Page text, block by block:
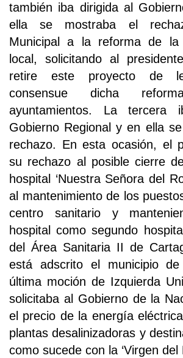
también iba dirigida al
ella se mostraba el
Municipal a la reforma de la
local, solicitando al
retire este proyecto de
consensue dicha
ayuntamientos. La tercera
Gobierno Regional y en ella
rechazo. En esta ocasión, el
su rechazo al posible cierre
hospital ‘Nuestra Señora del
al mantenimiento de los
centro sanitario y
hospital como segundo
del Área Sanitaria II de
está adscrito el municipio
última moción de Izquierda
solicitaba al Gobierno de la
el precio de la energía
plantas desalinizadoras y
como sucede con la ‘Virgen del